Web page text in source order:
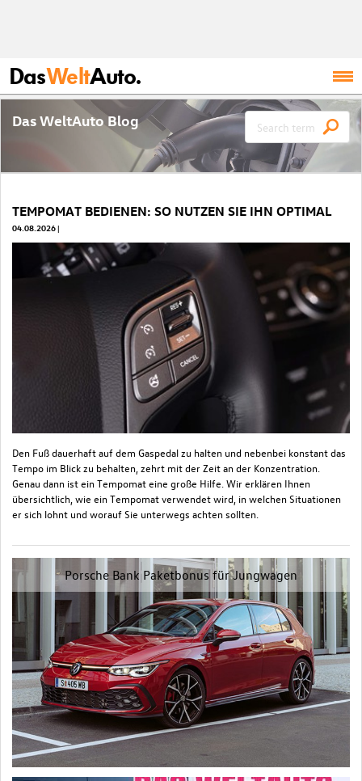
DasWeltAuto.
Das WeltAuto Blog
TEMPOMAT BEDIENEN: SO NUTZEN SIE IHN OPTIMAL
04.08.2026
Den Fuß dauerhaft auf dem Gaspedal zu halten und nebenbei konstant das
Tempo im Blick zu behalten, zehrt mit der Zeit an der Konzentration.
Genau dann ist ein Tempomat eine große Hilfe. Wir erklären Ihnen
übersichtlich, wie ein Tempomat verwendet wird, in welchen Situationen
er sich lohnt und worauf Sie unterwegs achten sollten.
Porsche Bank Paketbonus für Jungwagen